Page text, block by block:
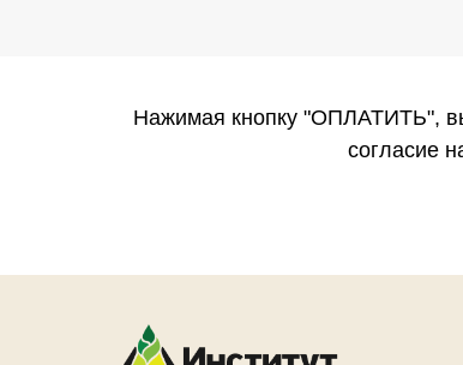
Нажимая кнопку "ОПЛАТИТЬ",
согласие